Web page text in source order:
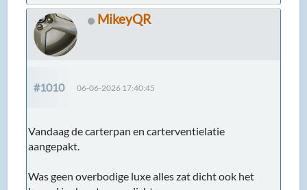
MikeyQR
#1010 06-06-2026 17:40:45
Vandaag de carterpan en carterventielatie
aangepakt.
Was geen overbodige luxe alles zat dicht ook het